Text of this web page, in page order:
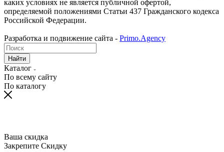
каких условиях не является публичной офертой,
определяемой положениями Статьи 437 Гражданского кодекса
Российской Федерации.
Разработка и подвижение сайта - Primo.Agency
Найти
Каталог
По всему сайту
По каталогу
Ваша скидка
Закрепите Скидку